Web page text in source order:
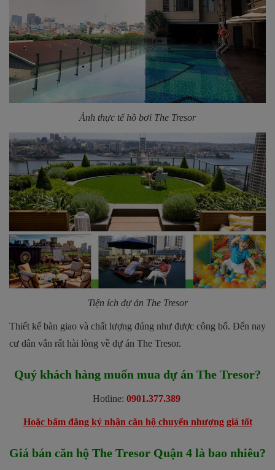
Ảnh thực tế hồ bơi The Tresor
Tiện ích dự án The Tresor
Thiết kế bàn giao và chất lượng đúng như được công bố. Đến nay
cư dân vẫn rất hài lòng về dự án The Tresor.
Quý khách hàng muốn mua dự án The Tresor?
Hotline: 0901.377.389
Hoặc bấm đăng ký nhận căn hộ chuyển nhượng giá tốt
Giá bán căn hộ The Tresor Quận 4 là bao nhiêu?